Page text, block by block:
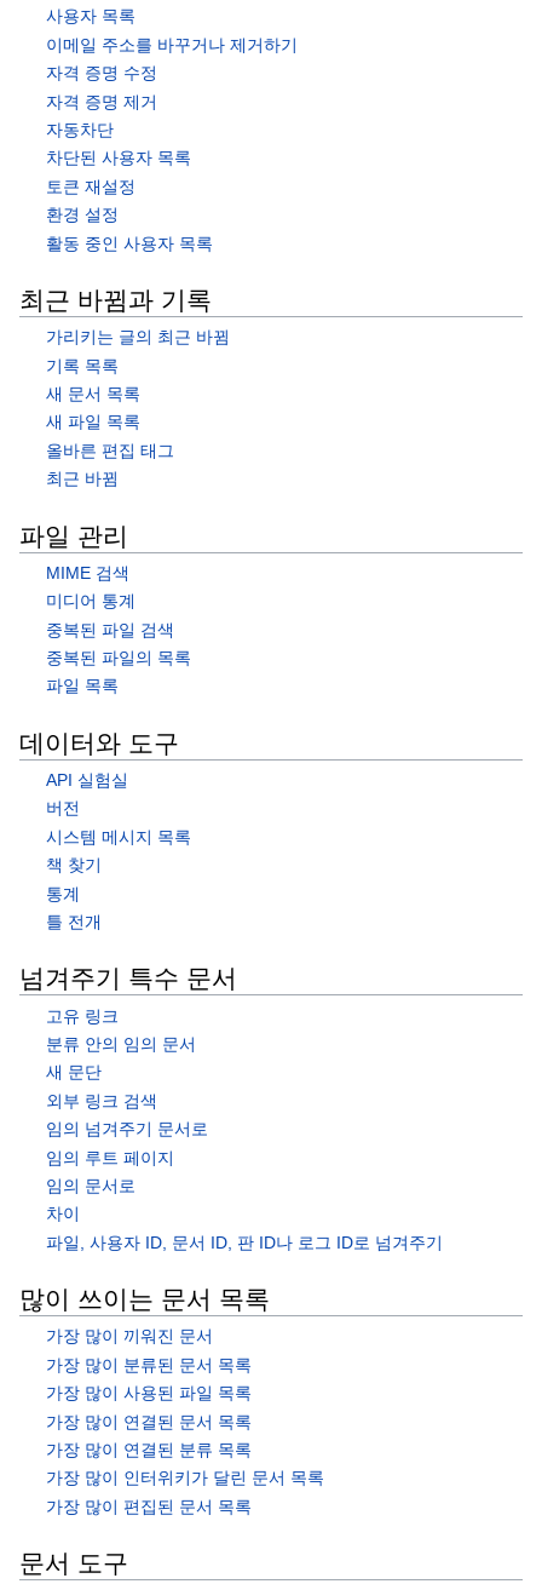
사용자 목록
이메일 주소를 바꾸거나 제거하기
자격 증명 수정
자격 증명 제거
자동차단
차단된 사용자 목록
토큰 재설정
환경 설정
활동 중인 사용자 목록
최근 바뀜과 기록
가리키는 글의 최근 바뀜
기록 목록
새 문서 목록
새 파일 목록
올바른 편집 태그
최근 바뀜
파일 관리
MIME 검색
미디어 통계
중복된 파일 검색
중복된 파일의 목록
파일 목록
데이터와 도구
API 실험실
버전
시스템 메시지 목록
책 찾기
통계
틀 전개
넘겨주기 특수 문서
고유 링크
분류 안의 임의 문서
새 문단
외부 링크 검색
임의 넘겨주기 문서로
임의 루트 페이지
임의 문서로
차이
파일, 사용자 ID, 문서 ID, 판 ID나 로그 ID로 넘겨주기
많이 쓰이는 문서 목록
가장 많이 끼워진 문서
가장 많이 분류된 문서 목록
가장 많이 사용된 파일 목록
가장 많이 연결된 문서 목록
가장 많이 연결된 분류 목록
가장 많이 인터위키가 달린 문서 목록
가장 많이 편집된 문서 목록
문서 도구